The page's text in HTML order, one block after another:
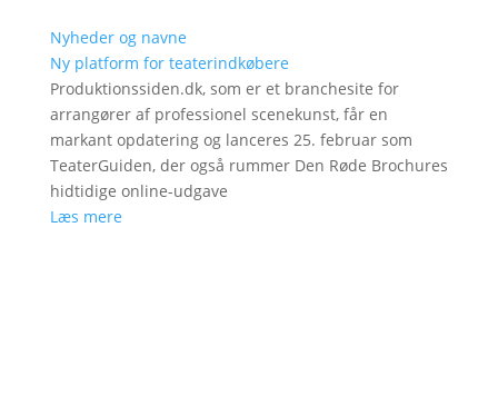
Nyheder og navne
Ny platform for teaterindkøbere
Produktionssiden.dk, som er et branchesite for
arrangører af professionel scenekunst, får en
markant opdatering og lanceres 25. februar som
TeaterGuiden, der også rummer Den Røde Brochures
hidtidige online-udgave
Læs mere